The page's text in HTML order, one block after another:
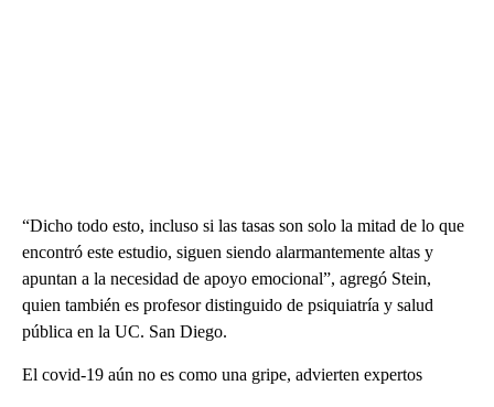
“Dicho todo esto, incluso si las tasas son solo la mitad de lo que
encontró este estudio, siguen siendo alarmantemente altas y
apuntan a la necesidad de apoyo emocional”, agregó Stein,
quien también es profesor distinguido de psiquiatría y salud
pública en la UC. San Diego.
El covid-19 aún no es como una gripe, advierten expertos